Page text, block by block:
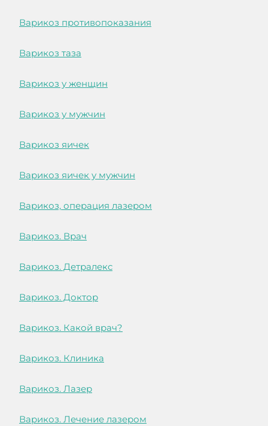
Варикоз противопоказания
Варикоз таза
Варикоз у женщин
Варикоз у мужчин
Варикоз яичек
Варикоз яичек у мужчин
Варикоз, операция лазером
Варикоз. Врач
Варикоз. Детралекс
Варикоз. Доктор
Варикоз. Какой врач?
Варикоз. Клиника
Варикоз. Лазер
Варикоз. Лечение лазером